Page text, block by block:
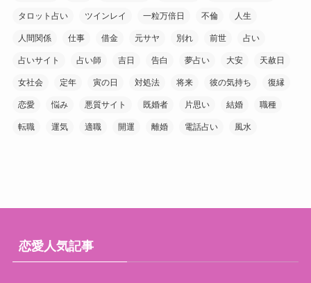
タロット占い ツインレイ 一粒万倍日 不倫 人生
人間関係 仕事 借金 元サヤ 別れ 前世 占い
占いサイト 占い師 吉日 告白 夢占い 大安 天赦日
女社会 定年 寅の日 対処法 将来 彼の気持ち 復縁
恋愛 悩み 悪質サイト 既婚者 片思い 結婚 職種
転職 運気 適職 開運 離婚 電話占い 風水
恋愛人気記事